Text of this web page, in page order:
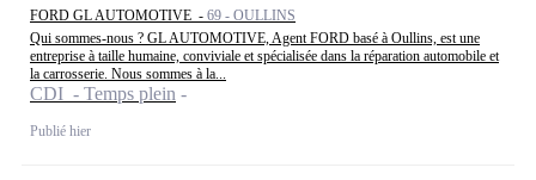
FORD GL AUTOMOTIVE - 69 - OULLINS
Qui sommes-nous ? GL AUTOMOTIVE, Agent FORD basé à Oullins, est une
entreprise à taille humaine, conviviale et spécialisée dans la réparation automobile et
la carrosserie. Nous sommes à la...
CDI - Temps plein
Publié hier